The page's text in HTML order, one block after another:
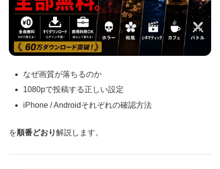
なぜ画質が落ちるのか
1080pで投稿する正しい設定
iPhone / Androidそれぞれの確認方法
を順番どおり解説します。